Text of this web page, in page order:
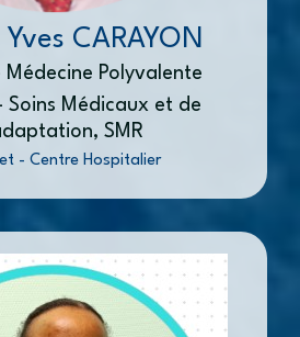
CARAYON
Polyvalente
Soins Médicaux et de
SMR
- Centre Hospitalier